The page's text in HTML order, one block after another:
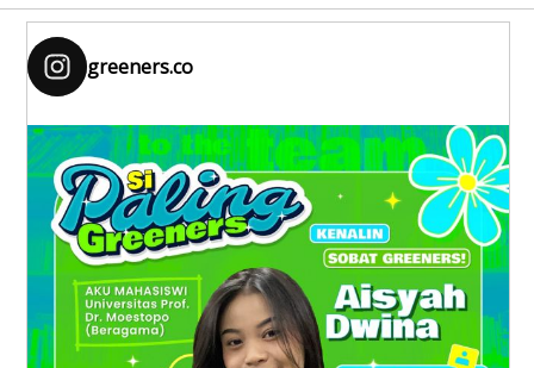
greeners.co